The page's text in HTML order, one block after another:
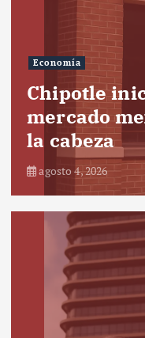
Economía
Chipotle
mercado
la cabeza
agosto 4, 2026